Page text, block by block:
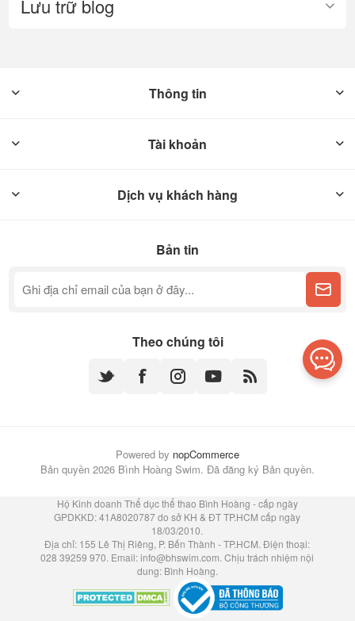
Lưu trữ blog
Thông tin
Tài khoản
Dịch vụ khách hàng
Bản tin
Theo chúng tôi
Powered by nopCommerce
Bản quyền 2026 Bình Hoàng Swim. Đã đăng ký Bản quyền.
Hộ Kinh doanh Thể dục thể thao Bình Hoàng - cấp ngày
GPDKKD: 41A8020787 do sở KH & ĐT TP.HCM cấp ngày
18/03/2010.
Địa chỉ: 155 Lê Thị Riêng, P. Bến Thành - TP.HCM. Điện thoại:
028 39259 970. Email:info@bhswim.com. Chịu trách nhiệm nội
dung: Bình Hoàng.